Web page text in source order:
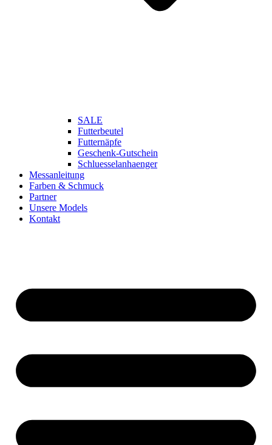
SALE
Futterbeutel
Futternäpfe
Geschenk-Gutschein
Schluesselanhaenger
Messanleitung
Farben & Schmuck
Partner
Unsere Models
Kontakt